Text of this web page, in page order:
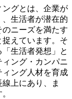
グとは、企業が
生活者が潜在的
ニーズを満たす
えています。そ
生活者発想」と
ング・カンパニ
ング人材を育成
上にあり、ま